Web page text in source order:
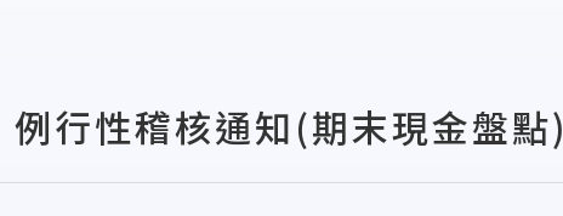
例行性稽核通知(期末現金盤點)